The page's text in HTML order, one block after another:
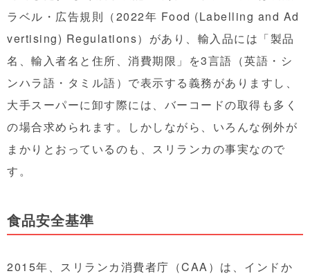
ラベル・広告規則（2022年 Food (Labelling and Ad
vertising) Regulations）があり、輸入品には「製品
名、輸入者名と住所、消費期限」を3言語（英語・シ
ンハラ語・タミル語）で表示する義務がありますし、
大手スーパーに卸す際には、バーコードの取得も多く
の場合求められます。しかしながら、いろんな例外が
まかりとおっているのも、スリランカの事実なので
す。
食品安全基準
2015年、スリランカ消費者庁（CAA）は、インドか